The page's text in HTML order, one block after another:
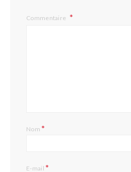
Commentaire
Nom*
E-mail*